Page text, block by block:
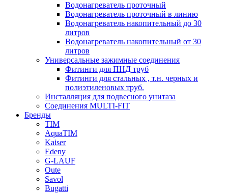
Водонагреватель проточный
Водонагреватель проточный в линию
Водонагреватель накопительный до 30
литров
Водонагреватель накопительный от 30
литров
Универсальные зажимные соединения
Фитинги для ПНД труб
Фитинги для стальных , т.н. черных и
полиэтиленовых труб.
Инсталляция для подвесного унитаза
Соединения MULTI-FIT
Бренды
TIM
AquaTIM
Kaiser
Edeny
G-LAUF
Oute
Savol
Bugatti